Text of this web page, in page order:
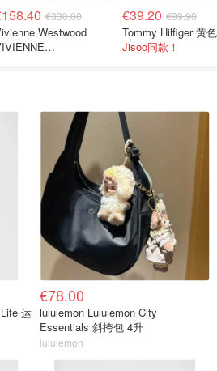
€330.00
Westwood
€39.20 €99.90
Jisoo同款！
运
€78.00
lululemon Lululemon City
Essentials 斜挎包 4升
lululemon